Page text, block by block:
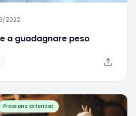
2022
a guadagnare peso
Pressione arteriosa